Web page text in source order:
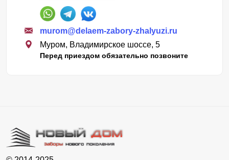
murom@delaem-zabory-zhalyuzi.ru
Муром, Владимирское шоссе, 5
Перед приездом обязательно позвоните